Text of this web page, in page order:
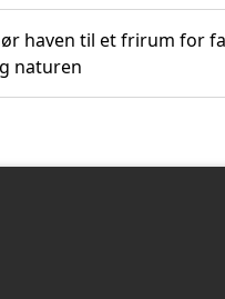
haven til et frirum for
naturen